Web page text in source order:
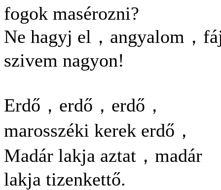
fogok masérozni?
Ne hagyj el，angyalom，
szivem nagyon!
Erdő，erdő，erdő，
marosszéki kerek erdő，
Madár lakja aztat，madár
lakja tizenkettő.